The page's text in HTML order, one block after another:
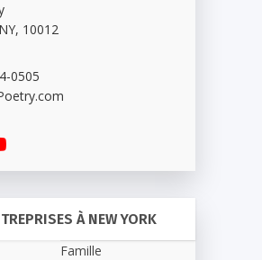
NY, 10012
0505
À NEW YORK
Famille